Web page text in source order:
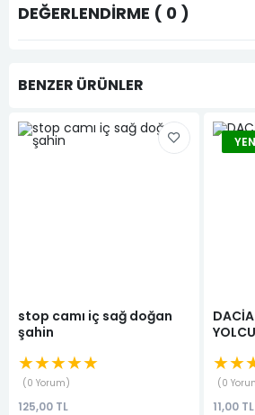
DEĞERLENDIRME ( 0 )
BENZER ÜRÜNLER
stop camı iç sağ doğan
şahin
★★★★★
0 Yorum
125,00 TL
DACİA
0
11,00 TL